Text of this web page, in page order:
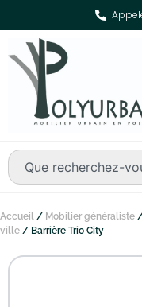
Accueil / Mobilier généraliste
ville / Barrière Trio City